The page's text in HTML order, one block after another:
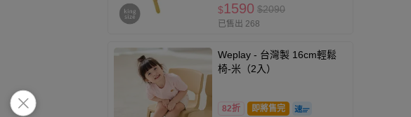
$1590 $2090
已售出 268
Weplay - 台灣製 16cm輕鬆
椅-米（2入）
82折 即將售完